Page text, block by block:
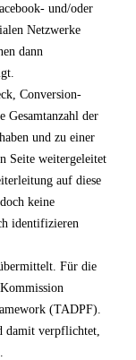
und/oder
Netzwerke
dann
Conversion-
Gesamtanzahl der
und zu einer
Seite weitergeleitet
auf diese
keine
identifizieren
Für die
(TADPF).
damit verpflichtet,